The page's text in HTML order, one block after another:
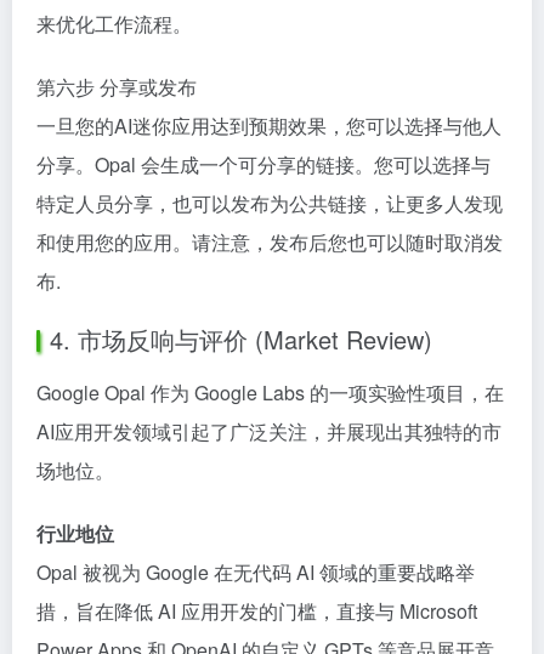
来优化工作流程。
第六步 分享或发布
一旦您的AI迷你应用达到预期效果，您可以选择与他人
分享。Opal 会生成一个可分享的链接。您可以选择与
特定人员分享，也可以发布为公共链接，让更多人发现
和使用您的应用。请注意，发布后您也可以随时取消发
布.
4. 市场反响与评价 (Market Review)
Google Opal 作为 Google Labs 的一项实验性项目，在
AI应用开发领域引起了广泛关注，并展现出其独特的市
场地位。
行业地位
Opal 被视为 Google 在无代码 AI 领域的重要战略举
措，旨在降低 AI 应用开发的门槛，直接与 Microsoft